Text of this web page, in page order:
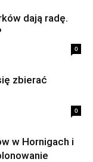
dają radę.
0
zbierać
0
w Hornigach i